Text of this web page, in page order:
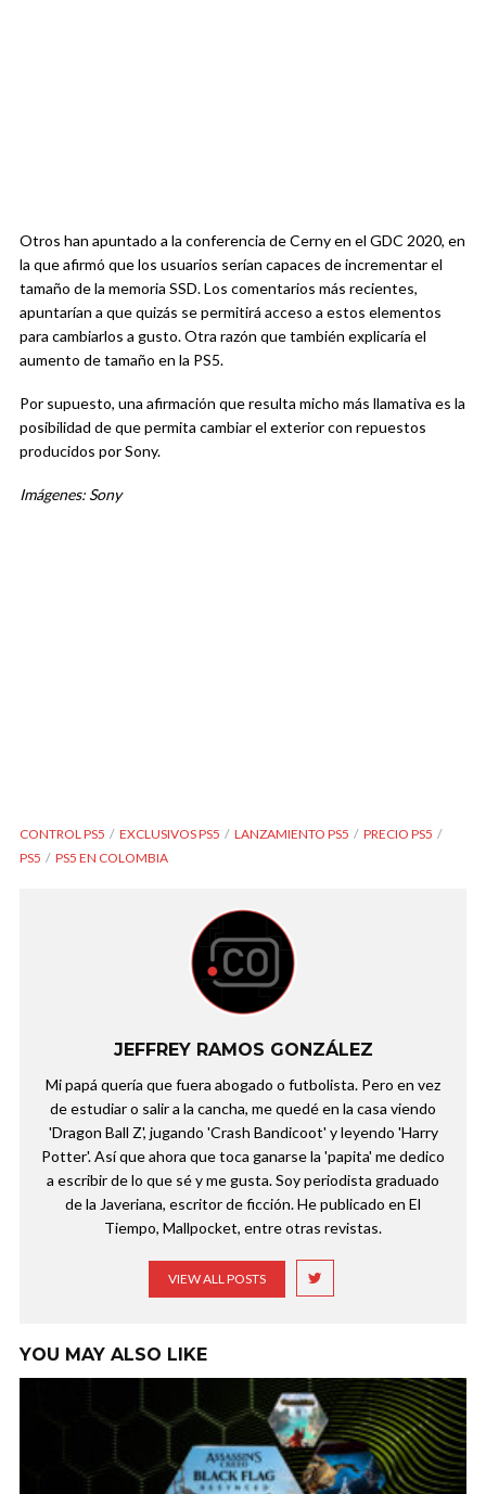
Otros han apuntado a la conferencia de Cerny en el GDC 2020, en
la que afirmó que los usuarios serían capaces de incrementar el
tamaño de la memoria SSD. Los comentarios más recientes,
apuntarían a que quizás se permitirá acceso a estos elementos
para cambiarlos a gusto. Otra razón que también explicaría el
aumento de tamaño en la PS5.
Por supuesto, una afirmación que resulta micho más llamativa es la
posibilidad de que permita cambiar el exterior con repuestos
producidos por Sony.
Imágenes: Sony
CONTROL PS5 EXCLUSIVOS PS5 LANZAMIENTO PS5
PRECIO PS5
PS5
PS5 EN COLOMBIA
JEFFREY RAMOS GONZÁLEZ
Mi papá quería que fuera abogado o futbolista. Pero en vez
de estudiar o salir a la cancha, me quedé en la casa viendo
'Dragon Ball Z', jugando 'Crash Bandicoot' y leyendo 'Harry
Potter'. Así que ahora que toca ganarse la 'papita' me dedico
a escribir de lo que sé y me gusta. Soy periodista graduado
de la Javeriana, escritor de ficción. He publicado en El
Tiempo, Mallpocket, entre otras revistas.
VIEW ALL POSTS
YOU MAY ALSO LIKE